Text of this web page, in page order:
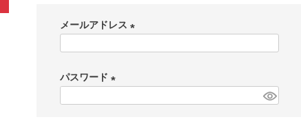
メールアドレス
パスワード